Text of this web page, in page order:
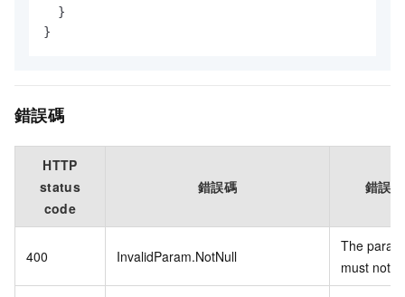
}
}
錯誤碼
HTTP
status
code
錯誤碼 錯誤
400 InvalidParam.NotNull
The
must not